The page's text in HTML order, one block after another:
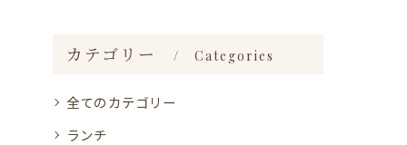
カテゴリー Categories
全てのカテゴリー
ランチ